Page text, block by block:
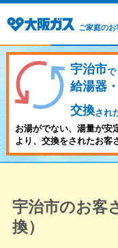
ご家庭のお
宇治市で
給湯器
交換され
お湯がでない、湯量が安
より、交換をされたお客
宇治市のお客
換）